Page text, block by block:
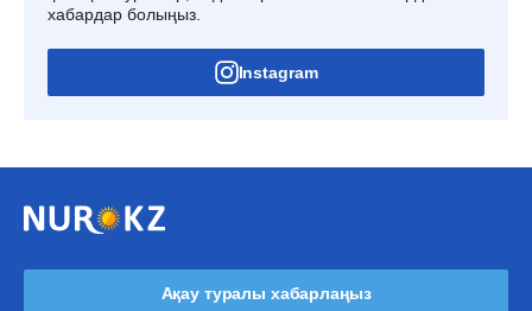
хабардар болыңыз.
Instagram
Ақау туралы хабарлаңыз